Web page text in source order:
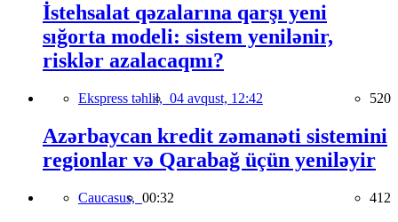
İstehsalat qəzalarına qarşı yeni
sığorta modeli: sistem yenilənir,
risklər azalacaqmı?
Ekspress təhlil, 04 avqust, 12:42 520
Azərbaycan kredit zəmanəti sistemini
regionlar və Qarabağ üçün yeniləyir
Caucasus, 00:32 412